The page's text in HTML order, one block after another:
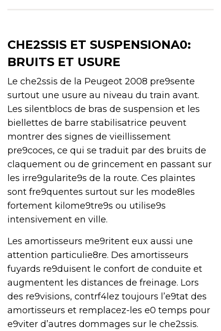
CHE2SSIS ET SUSPENSIONA0:
BRUITS ET USURE
Le che2ssis de la Peugeot 2008 pre9sente
surtout une usure au niveau du train avant.
Les silentblocs de bras de suspension et les
biellettes de barre stabilisatrice peuvent
montrer des signes de vieillissement
pre9coces, ce qui se traduit par des bruits de
claquement ou de grincement en passant sur
les irre9gularite9s de la route. Ces plaintes
sont fre9quentes surtout sur les mode8les
fortement kilome9tre9s ou utilise9s
intensivement en ville.
Les amortisseurs me9ritent eux aussi une
attention particulie8re. Des amortisseurs
fuyards re9duisent le confort de conduite et
augmentent les distances de freinage. Lors
des re9visions, contrf4lez toujours l’e9tat des
amortisseurs et remplacez-les e0 temps pour
e9viter d’autres dommages sur le che2ssis.